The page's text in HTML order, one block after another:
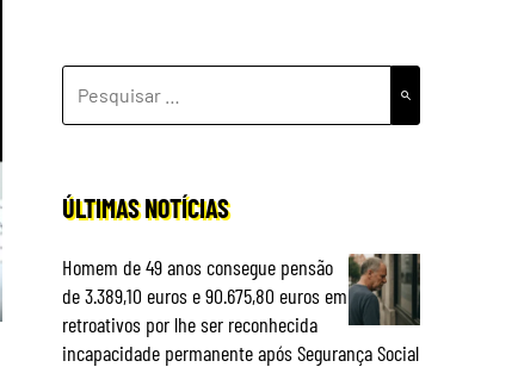
POR:
ÚLTIMAS NOTÍCIAS
Homem de 49 anos consegue pensão
de 3.389,10 euros e 90.675,80 euros em
retroativos por lhe ser reconhecida
incapacidade permanente após Segurança Social